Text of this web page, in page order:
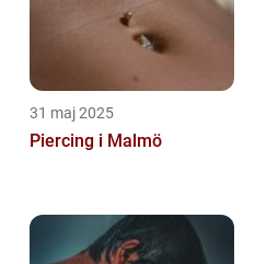
31 maj 2025
Piercing i Malmö